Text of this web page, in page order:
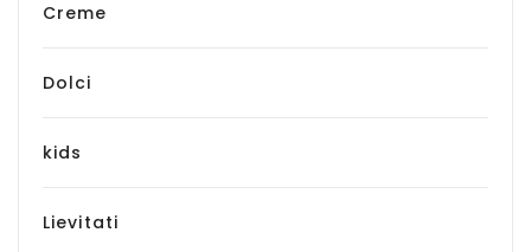
Creme
Dolci
kids
Lievitati